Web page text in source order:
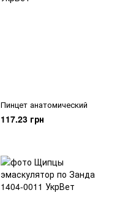
Пинцет анатомический
117.23 грн